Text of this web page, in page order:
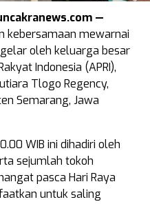
—
kebersamaan mewarnai
oleh keluarga besar
Indonesia (APRI),
Tlogo Regency,
Semarang, Jawa
WIB ini dihadiri oleh
sejumlah tokoh
pasca Hari Raya
untuk saling